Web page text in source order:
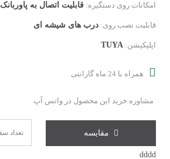
امکانات روی دستگیره: قابلیت اتصال به پاوربانک
قابلیت نصب روی: درب های شیشه ای
اپلیکیشن: TUYA
همراه با 24 ماه گارانتی
مشاوره خرید این محصول در واتس آپ
مقایسه
dddd